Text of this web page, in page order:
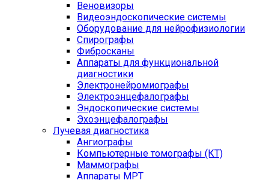
Веновизоры
Видеоэндоскопические системы
Оборудование для нейрофизиологии
Спирографы
Фибросканы
Аппараты для функциональной
диагностики
Электронейромиографы
Электроэнцефалографы
Эндоскопические системы
Эхоэнцефалографы
Лучевая диагностика
Ангиографы
Компьютерные томографы (КТ)
Маммографы
Аппараты МРТ